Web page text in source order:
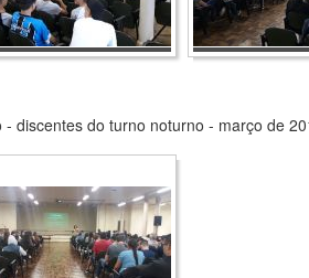
discentes do turno noturno - março de